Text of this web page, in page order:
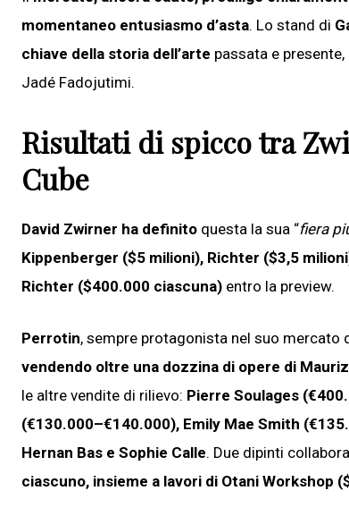
momentaneo entusiasmo d’asta. Lo stand di
chiave della storia dell’arte passata e
Jadé Fadojutimi.
Risultati di spicco tra
Cube
David Zwirner ha definito questa la sua “fiera
Kippenberger ($5 milioni), Richter ($3,5
Richter ($400.000 ciascuna) entro la preview.
Perrotin, sempre protagonista nel suo mercato
vendendo oltre una dozzina di opere di
le altre vendite di rilievo: Pierre Soulages
(€130.000–€140.000), Emily Mae Smith
Hernan Bas e Sophie Calle. Due dipinti
ciascuno, insieme a lavori di Otani Workshop